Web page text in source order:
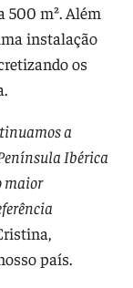
500 m². Além
instalação
os
a
Ibérica
maior
país.